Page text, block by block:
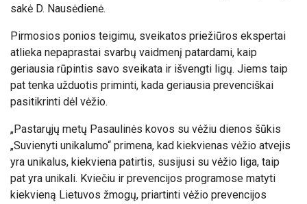
sakė D. Nausėdienė.
Pirmosios ponios teigimu, sveikatos priežiūros ekspertai
atlieka nepaprastai svarbų vaidmenį patardami, kaip
geriausia rūpintis savo sveikata ir išvengti ligų. Jiems taip
pat tenka užduotis priminti, kada geriausia prevenciškai
pasitikrinti dėl vėžio.
„Pastarųjų metų Pasaulinės kovos su vėžiu dienos šūkis
„Suvienyti unikalumo“ primena, kad kiekvienas vėžio atvejis
yra unikalus, kiekviena patirtis, susijusi su vėžio liga, taip
pat yra unikali. Kviečiu ir prevencijos programose matyti
kiekvieną Lietuvos žmogų, priartinti vėžio prevencijos